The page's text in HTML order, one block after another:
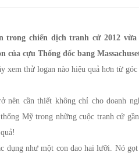
trong chiến dịch tranh cử 2012
của cựu Thống đốc bang
xem thử logan nào hiệu quả hơn từ
nên cần thiết không chỉ cho doanh
Mỹ trong những cuộc tranh cử
dụng như một con dao hai lưỡi. Nó